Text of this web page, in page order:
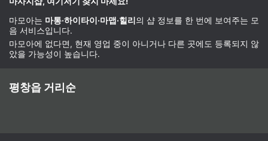
마모아는 마통·하이타이·마맵·힐리 의 샵 정보를 한 번에 보여주는 모
음 서비스입니다.
마모아에 없다면, 현재 영업 중이 아니거나 다른 곳에도 등록되지 않
았을 가능성이 높습니다.
평창읍 거리순